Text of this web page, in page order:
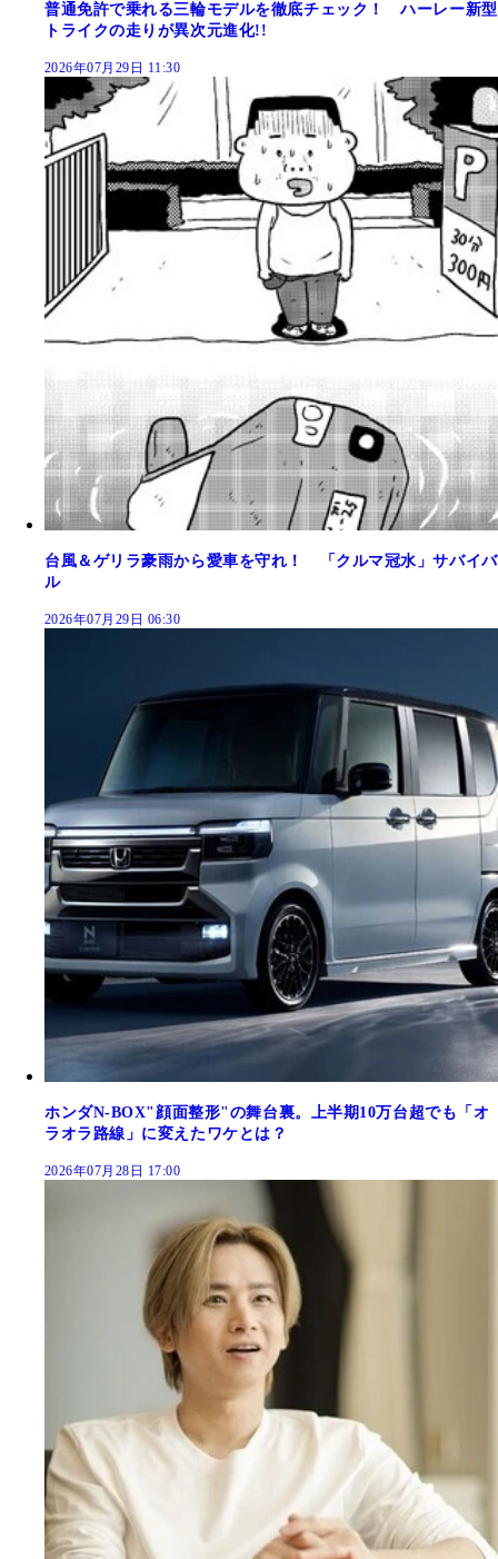
普通免許で乗れる三輪モデルを徹底チェック！ ハーレー新型
トライクの走りが異次元進化!!
2026年07月29日 11:30
台風＆ゲリラ豪雨から愛車を守れ！ 「クルマ冠水」サバイバ
ル
2026年07月29日 06:30
ホンダN-BOX"顔面整形"の舞台裏。上半期10万台超でも「オ
ラオラ路線」に変えたワケとは？
2026年07月28日 17:00